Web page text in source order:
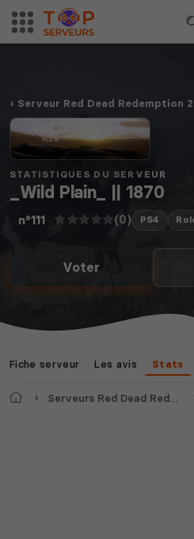
Serveur Red Dead Redemption 2
STATISTIQUES DU SERVEUR
_Wild Plain_ || 1870
n°111 (0) PS4
Voter
Fiche serveur Les avis Stats
AccueilServeurs Red Dead Redemption 2